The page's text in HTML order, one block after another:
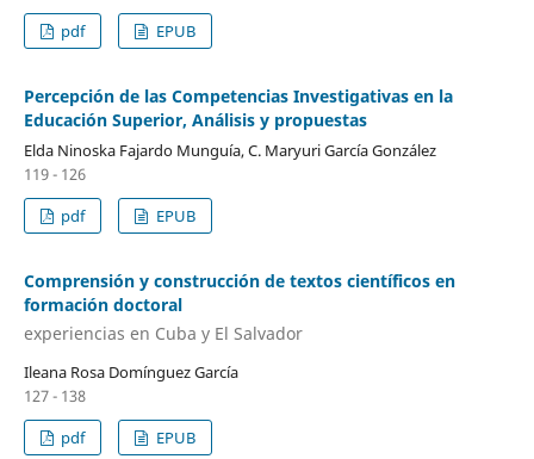
pdf
EPUB
Percepción de las Competencias Investigativas en la
Educación Superior, Análisis y propuestas
Elda Ninoska Fajardo Munguía, C. Maryuri García González
119 - 126
pdf
EPUB
Comprensión y construcción de textos científicos en
formación doctoral
experiencias en Cuba y El Salvador
Ileana Rosa Domínguez García
127 - 138
pdf
EPUB